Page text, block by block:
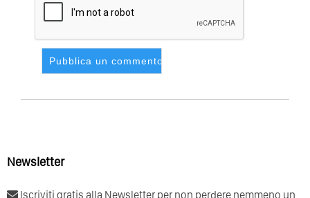
Newsletter
Iscriviti gratis alla Newsletter per non perdere nemmeno un